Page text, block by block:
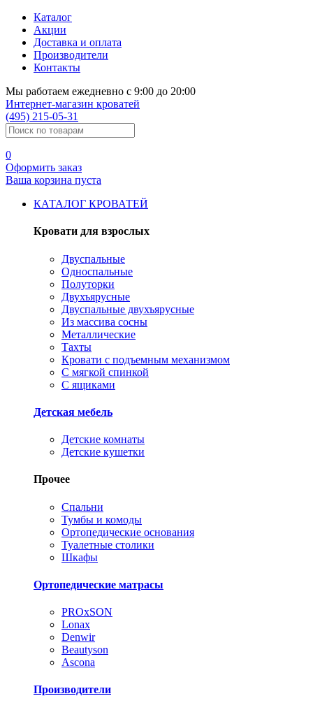
Каталог
Акции
Доставка и оплата
Производители
Контакты
Мы работаем ежедневно с 9:00 до 20:00
Интернет-магазин кроватей
(495) 215-05-31
0
Оформить заказ
Ваша корзина пуста
КАТАЛОГ КРОВАТЕЙ
Кровати для взрослых
Двуспальные
Односпальные
Полуторки
Двухъярусные
Двуспальные двухъярусные
Из массива сосны
Металлические
Тахты
Кровати с подъемным механизмом
С мягкой спинкой
С ящиками
Детская мебель
Детские комнаты
Детские кушетки
Прочее
Спальни
Тумбы и комоды
Ортопедические основания
Туалетные столики
Шкафы
Ортопедические матрасы
PROxSON
Lonax
Denwir
Beautyson
Ascona
Производители